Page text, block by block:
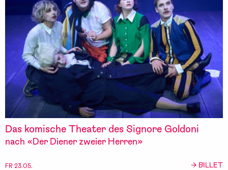
FR 23.05.
Das komische Theater des Signore Goldoni
nach «Der Diener zweier Herren»
→ BILLET